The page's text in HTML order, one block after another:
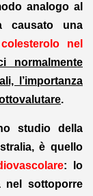
analogo al
causato una
nel
normalmente
l’importanza
.
studio della
è quello
: lo
nel sottoporre